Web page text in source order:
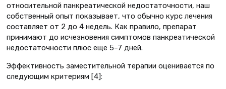
относительной панкреатической недостаточности, наш
собственный опыт показывает, что обычно курс лечения
составляет от 2 до 4 недель. Как правило, препарат
принимают до исчезновения симптомов панкреатической
недостаточности плюс еще 5–7 дней.
Эффективность заместительной терапии оценивается по
следующим критериям [4]: